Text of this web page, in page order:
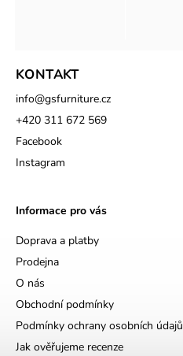
KONTAKT
info@gsfurniture.cz
+420 311 672 569
Facebook
Instagram
Informace pro vás
Doprava a platby
Prodejna
O nás
Obchodní podmínky
Podmínky ochrany osobních údajů
Jak ověřujeme recenze